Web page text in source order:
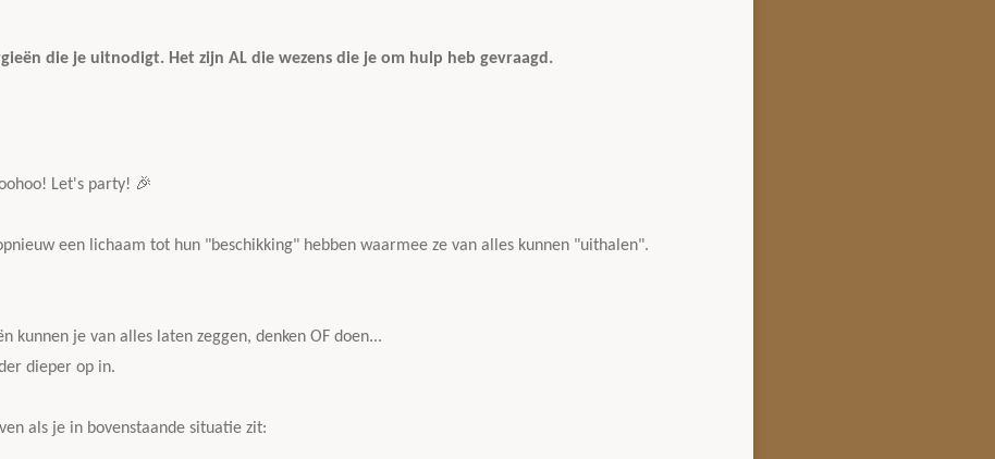
die je uitnodigt. Het zijn AL die wezens die je om hulp heb gevraagd.
Let's party! 🎉
een lichaam tot hun "beschikking" hebben waarmee ze van alles kunnen "uithalen".
kunnen je van alles laten zeggen, denken OF doen...
dieper op in.
als je in bovenstaande situatie zit: